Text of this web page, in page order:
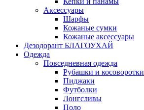
Аксессуары
Шарфы
Кожаные сумки
Кожаные аксессуары
Дезодорант БЛАГОУХАЙ
Одежда
Повседневная одежда
Рубашки и косоворотки
Пиджаки
Футболки
Лонгсливы
Поло